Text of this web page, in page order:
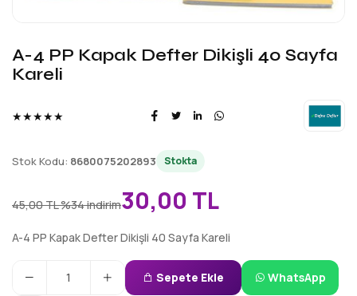
A-4 PP Kapak Defter Dikişli 40 Sayfa
Kareli
★★★★★
Stok Kodu: 8680075202893 Stokta
45,00 TL%34 indirim30,00 TL
A-4 PP Kapak Defter Dikişli 40 Sayfa Kareli
Sepete Ekle WhatsApp